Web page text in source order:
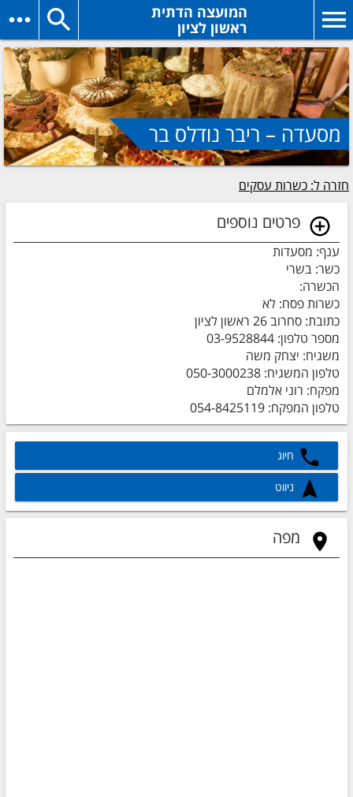
המועצה הדתית
ראשון לציון
מסעדה – ריבר נודלס בר
חזרה ל: כשרות עסקים
פרטים נוספים
ענף: מסעדות
כשר: בשרי
הכשרה:
כשרות פסח: לא
כתובת: סחרוב 26 ראשון לציון
מספר טלפון: 03-9528844
משגיח: יצחק משה
טלפון המשגיח: 050-3000238
מפקח: רוני אלמלם
טלפון המפקח: 054-8425119
חיוג
ניווט
מפה